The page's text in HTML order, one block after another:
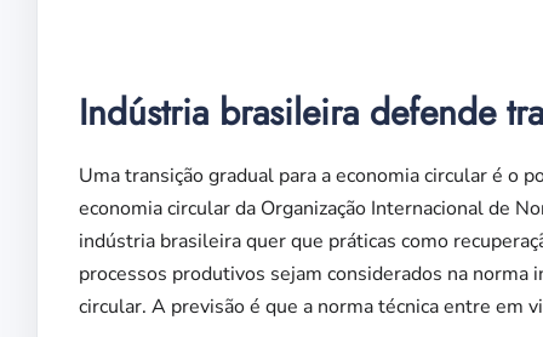
Indústria brasileira defende
Uma transição gradual para a economia circular é o
economia circular da Organização Internacional de
indústria brasileira quer que práticas como
processos produtivos sejam considerados na norma
circular. A previsão é que a norma técnica entre em